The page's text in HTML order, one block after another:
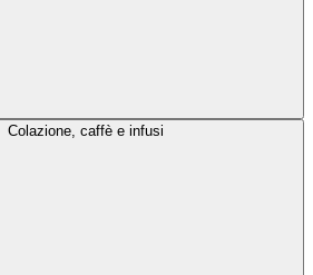
Colazione, caffè e infusi